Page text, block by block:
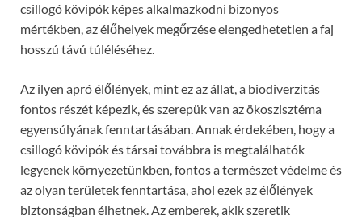
csillogó kövipók képes alkalmazkodni bizonyos
mértékben, az élőhelyek megőrzése elengedhetetlen a faj
hosszú távú túléléséhez.
Az ilyen apró élőlények, mint ez az állat, a biodiverzitás
fontos részét képezik, és szerepük van az ökoszisztéma
egyensúlyának fenntartásában. Annak érdekében, hogy a
csillogó kövipók és társai továbbra is megtalálhatók
legyenek környezetünkben, fontos a természet védelme és
az olyan területek fenntartása, ahol ezek az élőlények
biztonságban élhetnek. Az emberek, akik szeretik